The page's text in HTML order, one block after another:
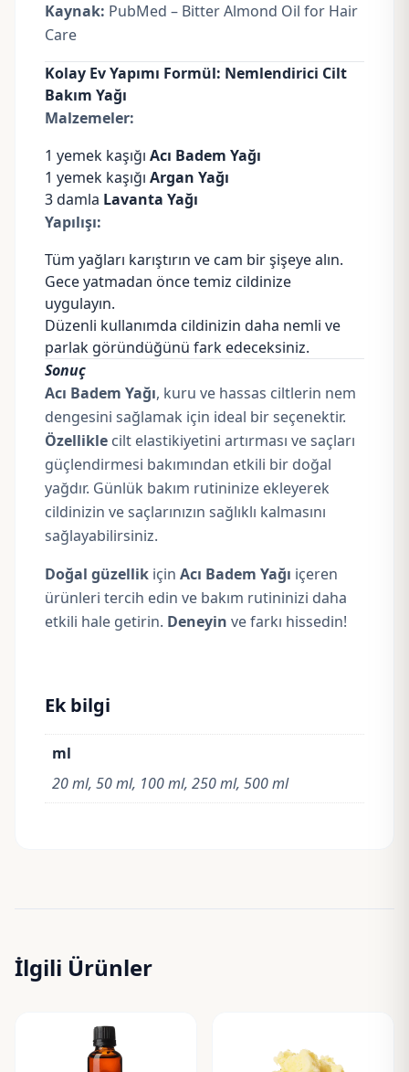
Kaynak: PubMed – Bitter Almond Oil for Hair
Care
Kolay Ev Yapımı Formül: Nemlendirici Cilt
Bakım Yağı
Malzemeler:
1 yemek kaşığı Acı Badem Yağı
1 yemek kaşığı Argan Yağı
3 damla Lavanta Yağı
Yapılışı:
Tüm yağları karıştırın ve cam bir şişeye alın.
Gece yatmadan önce temiz cildinize
uygulayın.
Düzenli kullanımda cildinizin daha nemli ve
parlak göründüğünü fark edeceksiniz.
Sonuç
Acı Badem Yağı, kuru ve hassas ciltlerin nem
dengesini sağlamak için ideal bir seçenektir.
Özellikle cilt elastikiyetini artırması ve saçları
güçlendirmesi bakımından etkili bir doğal
yağdır. Günlük bakım rutininize ekleyerek
cildinizin ve saçlarınızın sağlıklı kalmasını
sağlayabilirsiniz.
Doğal güzellik için Acı Badem Yağı içeren
ürünleri tercih edin ve bakım rutininizi daha
etkili hale getirin. Deneyin ve farkı hissedin!
Ek bilgi
ml
20 ml, 50 ml, 100 ml, 250 ml, 500 ml
İlgili Ürünler